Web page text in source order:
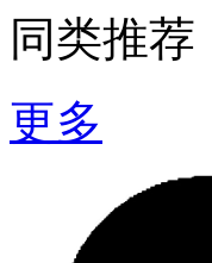
同类推荐
更多